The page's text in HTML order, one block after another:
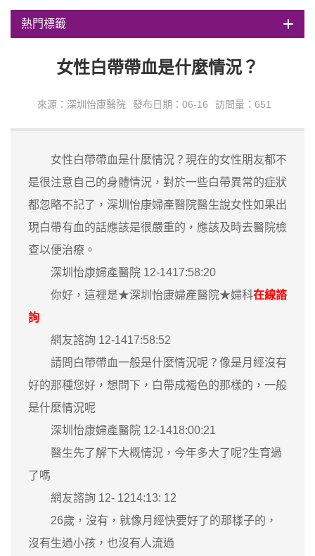
熱門標籤
女性白帶帶血是什麼情況？
來源：深圳怡康醫院 發布日期：06-16 訪問量：651
女性白帶帶血是什麼情況？現在的女性朋友都不
是很注意自己的身體情況，對於一些白帶異常的症狀
都忽略不記了，深圳怡康婦產醫院醫生說女性如果出
現白帶有血的話應該是很嚴重的，應該及時去醫院檢
查以便治療。
深圳怡康婦產醫院 12-1417:58:20
你好，這裡是★深圳怡康婦產醫院★婦科在線諮
詢
網友諮詢 12-1417:58:52
請問白帶帶血一般是什麼情況呢？像是月經沒有
好的那種您好，想問下，白帶成褐色的那樣的，一般
是什麼情況呢
深圳怡康婦產醫院 12-1418:00:21
醫生先了解下大概情況，今年多大了呢?生育過
了嗎
網友諮詢 12- 1214:13: 12
26歲，沒有，就像月經快要好了的那樣子的，
沒有生過小孩，也沒有人流過